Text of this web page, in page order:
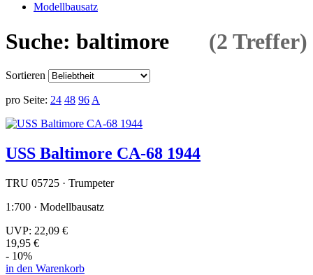
Modellbausatz
Suche: baltimore (2 Treffer)
Sortieren
pro Seite: 24 48 96 A
USS Baltimore CA-68 1944
TRU 05725 · Trumpeter
1:700 · Modellbausatz
UVP: 22,09 €
19,95 €
- 10%
in den Warenkorb